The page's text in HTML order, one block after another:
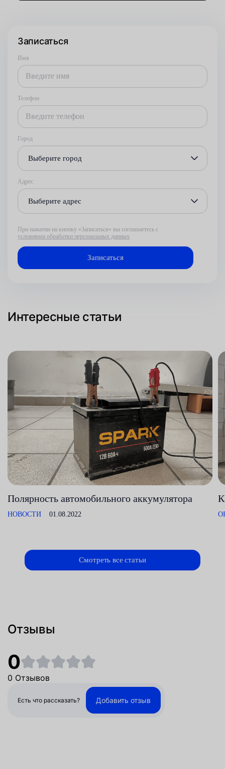
Записаться
Имя
Телефон
Город
Выберите город
Адрес
Выберите адрес
При нажатии на кнопку «Записаться» вы соглашаетесь с
условиями обработки персональных данных
Интересные статьи
Полярность автомобильного аккумулятора
НОВОСТИ 01.08.2022
Смотреть все статьи
Отзывы
0
0 Отзывов
Есть что рассказать? Добавить отзыв